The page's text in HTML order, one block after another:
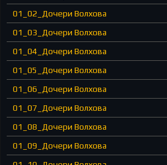
01_02_Дочери Волхова
01_03_Дочери Волхова
01_04_Дочери Волхова
01_05_Дочери Волхова
01_06_Дочери Волхова
01_07_Дочери Волхова
01_08_Дочери Волхова
01_09_Дочери Волхова